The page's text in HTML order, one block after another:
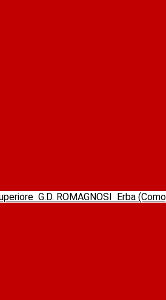
G.D. ROMAGNOSI Erba